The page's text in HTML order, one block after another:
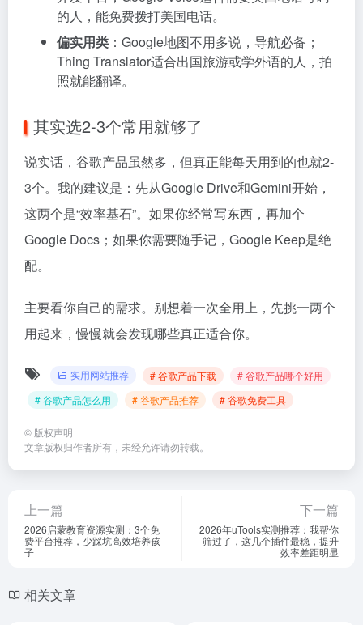
的人，能免费拨打美国电话。
偏实用类 ：Google地图不用多说，导航必备；
Thing Translator适合出国旅游或学外语的人，拍
照就能翻译。
其实选2-3个常用就够了
说实话，谷歌产品虽然多，但真正能每天用到的也就2-
3个。我的建议是：先从Google Drive和Gemini开始，
这两个是“效率基石”。如果你经常写东西，再加个
Google Docs；如果你需要随手记，Google Keep是绝
配。
主要看你自己的需求。别想着一次全用上，先挑一两个
用起来，慢慢就会发现哪些真正适合你。
实用网站推荐 # 谷歌产品下载
# 谷歌产品哪个好用
# 谷歌产品怎么用
# 谷歌产品推荐 # 谷歌免费工具
© 版权声明
文章版权归作者所有，未经允许请勿转载。
上一篇
2026启蒙教育资源实测：3个免
费平台推荐，少踩坑高效培养孩
子
下一篇
2026年uTools实测推荐：我帮你
筛过了，这几个插件最稳，提升
效率差距明显
相关文章